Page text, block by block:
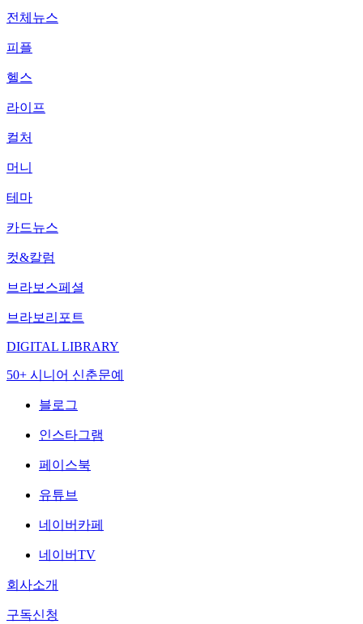
전체뉴스
피플
헬스
라이프
컬처
머니
테마
카드뉴스
컷&칼럼
브라보스페셜
브라보리포트
DIGITAL LIBRARY
50+ 시니어 신춘문예
블로그
인스타그램
페이스북
유튜브
네이버카페
네이버TV
회사소개
구독신청